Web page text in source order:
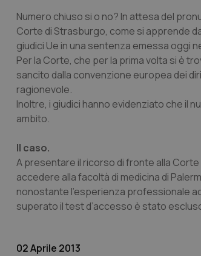
Numero chiuso si o no? In attesa del
Corte di Strasburgo, come si apprende
giudici Ue in una sentenza emessa oggi
Per la Corte, che per la prima volta si è
sancito dalla convenzione europea dei
ragionevole.
Inoltre, i giudici hanno evidenziato che il
ambito.
Il caso.
A presentare il ricorso di fronte alla Corte
accedere alla facoltà di medicina di
nonostante l’esperienza professionale
superato il test d’accesso è stato
02 Aprile 2013